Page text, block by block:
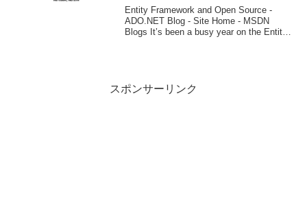
Entity Framework and Open Source -
ADO.NET Blog - Site Home - MSDN
Blogs It’s been a busy year on the Entity
スポンサーリンク